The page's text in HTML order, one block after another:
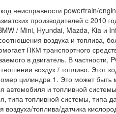
неисправности powertrain/
производителей с 2010
/ Mini, Hyundai, Mazda, Kia и
воздуха и топлива,
ПКМ транспортного
в двигатель. В частности,
воздух / топливо. Этот
цилиндра 1. Это может быть
автомобиля и топливной
типа топливной системы, типа
воздуха/топлива/датчика